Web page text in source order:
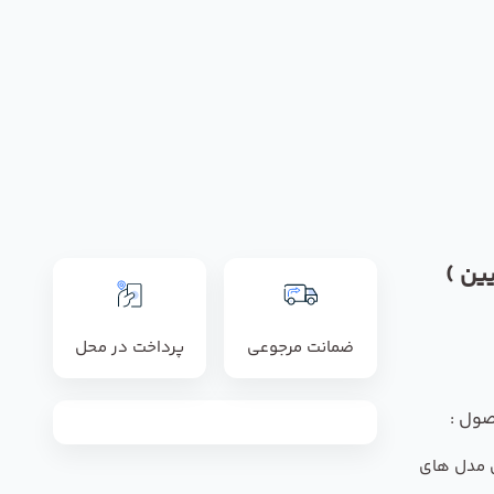
)
:
مدل های
ضمانت مرجوعی پرداخت در محل